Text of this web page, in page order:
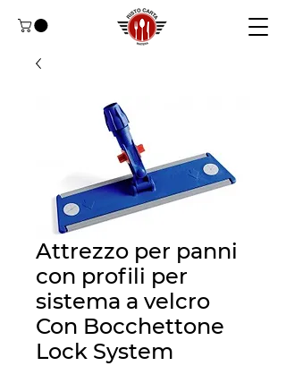
Attrezzo per panni
con profili per
sistema a velcro
Con Bocchettone
Lock System